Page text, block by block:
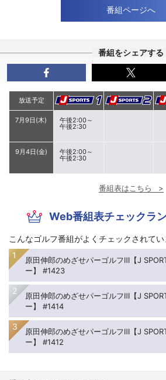
番組ページへ
番組をシェアする
放送予定
7月9日(木) 午後2:00～
午後2:30
9月4日(金) 午後2:00～
午後2:30
番組表はこちら
Web番組表チェックラ
こんなゴルフ番組がよくチェックされてい
原田伸郎のめざせパーゴルフⅢ【J
ー】 #1423
原田伸郎のめざせパーゴルフⅢ【J
ー】 #1414
原田伸郎のめざせパーゴルフⅢ【J
ー】 #1412